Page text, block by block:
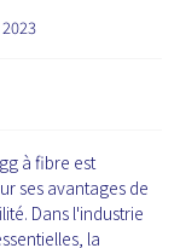
à fibre est
ses avantages de
Dans l'industrie
la